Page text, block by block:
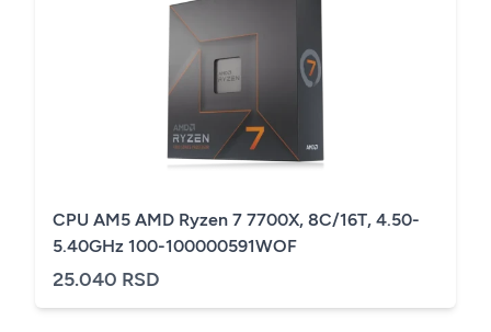
CPU AM5 AMD Ryzen 7 7700X, 8C/16T, 4.50-
5.40GHz 100-100000591WOF
25.040 RSD